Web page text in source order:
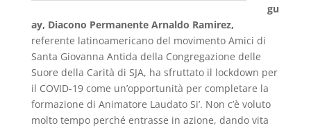
gu
ay, Diacono Permanente Arnaldo Ramirez,
referente latinoamericano del movimento Amici di
Santa Giovanna Antida della Congregazione delle
Suore della Carità di SJA, ha sfruttato il lockdown per
il COVID-19 come un’opportunità per completare la
formazione di Animatore Laudato Si’. Non c’è voluto
molto tempo perché entrasse in azione, dando vita